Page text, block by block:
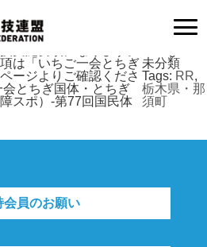
町’
】 令和4年8月1日時点
は「いちご一会とちぎ
ージよりご確認くださ
とちぎ国体・とちぎ
スポ）-第77回国民体
未分類
Tags: RR,
栃木県・那
須町
会員のお願い